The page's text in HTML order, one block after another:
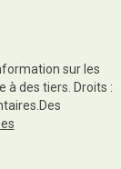
sur les
à des tiers. Droits :